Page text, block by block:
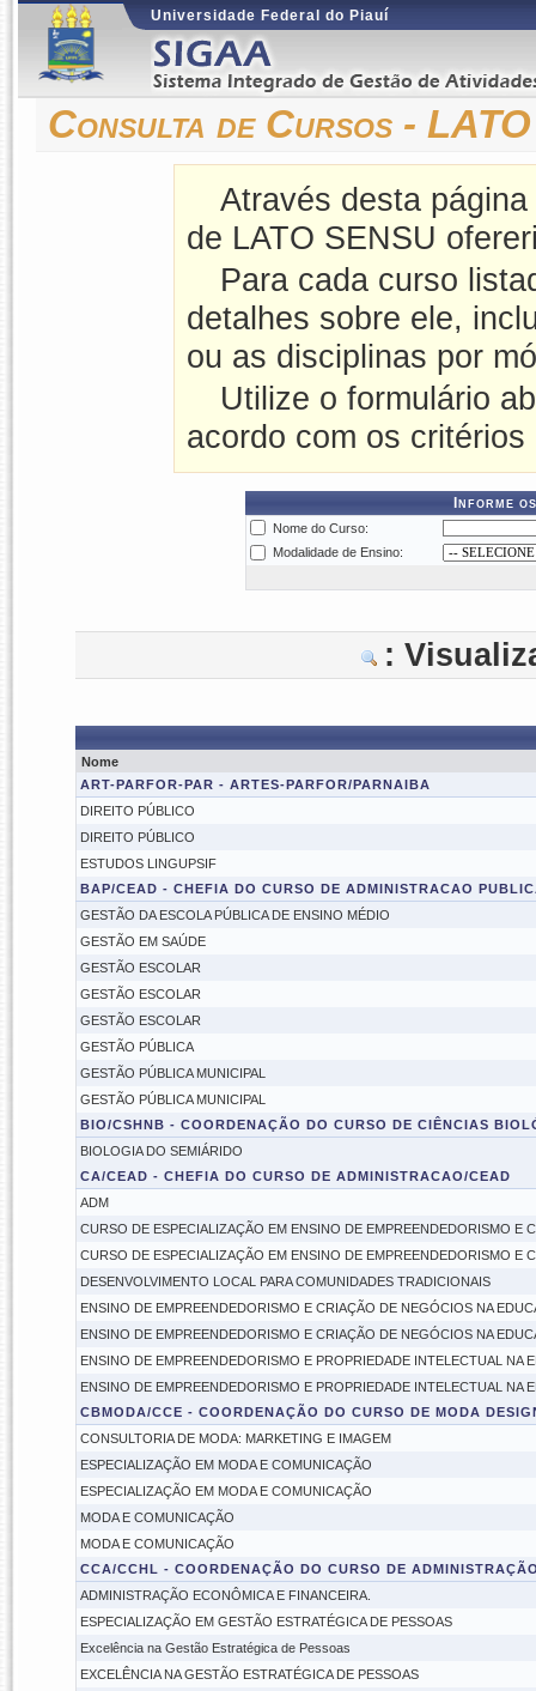
Universidade Federal do Piauí
Consulta de Cursos -
Através desta
de LATO SENSU
Para cada curso
detalhes sobre ele,
ou as disciplinas por
Utilize o formulário
acordo com os
Informe
Nome do Curso:
Modalidade de Ensino:
:
Nome
ART-PARFOR-PAR - ARTES-PARFOR/PARNAIBA
DIREITO PÚBLICO
DIREITO PÚBLICO
ESTUDOS LINGUPSIF
BAP/CEAD - CHEFIA DO CURSO DE ADMINISTRACAO
GESTÃO DA ESCOLA PÚBLICA DE ENSINO MÉDIO
GESTÃO EM SAÚDE
GESTÃO ESCOLAR
GESTÃO ESCOLAR
GESTÃO ESCOLAR
GESTÃO PÚBLICA
GESTÃO PÚBLICA MUNICIPAL
GESTÃO PÚBLICA MUNICIPAL
BIO/CSHNB - COORDENAÇÃO DO CURSO DE CIÊNCIAS
BIOLOGIA DO SEMIÁRIDO
CA/CEAD - CHEFIA DO CURSO DE ADMINISTRACAO/CEAD
ADM
CURSO DE ESPECIALIZAÇÃO EM ENSINO DE EMPREENDEDORISMO E
CURSO DE ESPECIALIZAÇÃO EM ENSINO DE EMPREENDEDORISMO E
DESENVOLVIMENTO LOCAL PARA COMUNIDADES TRADICIONAIS
ENSINO DE EMPREENDEDORISMO E CRIAÇÃO DE NEGÓCIOS NA
ENSINO DE EMPREENDEDORISMO E CRIAÇÃO DE NEGÓCIOS NA
ENSINO DE EMPREENDEDORISMO E PROPRIEDADE INTELECTUAL NA
ENSINO DE EMPREENDEDORISMO E PROPRIEDADE INTELECTUAL NA
CBMODA/CCE - COORDENAÇÃO DO CURSO DE MODA
CONSULTORIA DE MODA: MARKETING E IMAGEM
ESPECIALIZAÇÃO EM MODA E COMUNICAÇÃO
ESPECIALIZAÇÃO EM MODA E COMUNICAÇÃO
MODA E COMUNICAÇÃO
MODA E COMUNICAÇÃO
CCA/CCHL - COORDENAÇÃO DO CURSO DE
ADMINISTRAÇÃO ECONÔMICA E FINANCEIRA.
ESPECIALIZAÇÃO EM GESTÃO ESTRATÉGICA DE PESSOAS
Excelência na Gestão Estratégica de Pessoas
EXCELÊNCIA NA GESTÃO ESTRATÉGICA DE PESSOAS